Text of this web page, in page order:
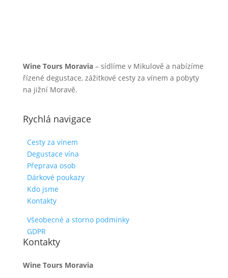
Wine Tours Moravia– sídlíme v Mikulově a nabízíme
řízené degustace, zážitkové cesty za vínem a pobyty
na jižní Moravě.
Rychlá navigace
Cesty za vínem
Degustace vína
Přeprava osob
Dárkové poukazy
Kdo jsme
Kontakty
Všeobecné a storno podmínky
GDPR
Kontakty
Wine Tours Moravia